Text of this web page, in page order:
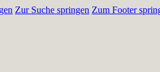
Zur Suche springen Zum Footer